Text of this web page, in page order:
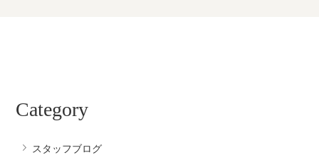
Category
スタッフブログ